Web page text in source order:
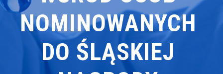
NOMINOWANYCH
DO ŚLĄSKIEJ